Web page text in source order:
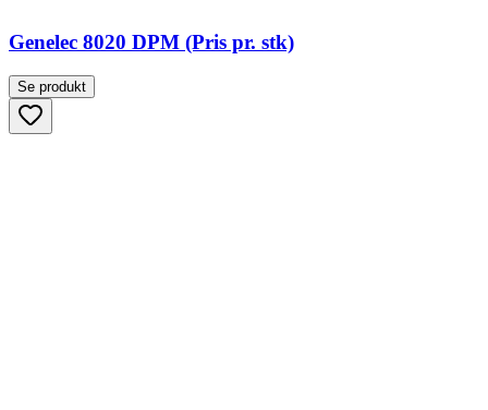
Genelec 8020 DPM (Pris pr. stk)
Se produkt